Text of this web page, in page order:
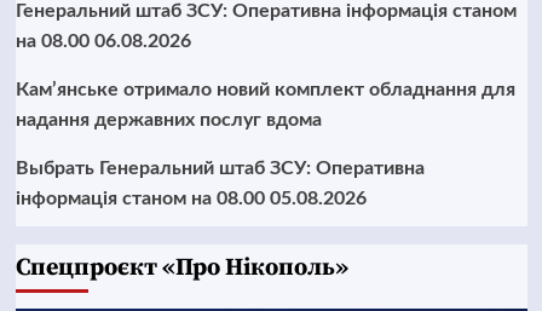
Генеральний штаб ЗСУ: Оперативна інформація станом
на 08.00 06.08.2026
Кам’янське отримало новий комплект обладнання для
надання державних послуг вдома
Выбрать Генеральний штаб ЗСУ: Оперативна
інформація станом на 08.00 05.08.2026
Cпецпроєкт «Про Нікополь»